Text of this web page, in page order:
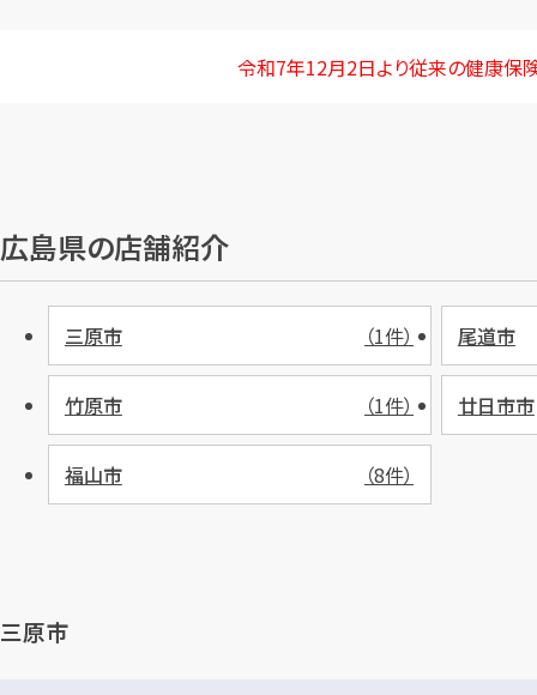
令和7年12月2日より従来の健康保
広島県の店舗紹介
三原市 （1件） 尾道市
竹原市 （1件） 廿日市市
福山市 （8件）
三原市